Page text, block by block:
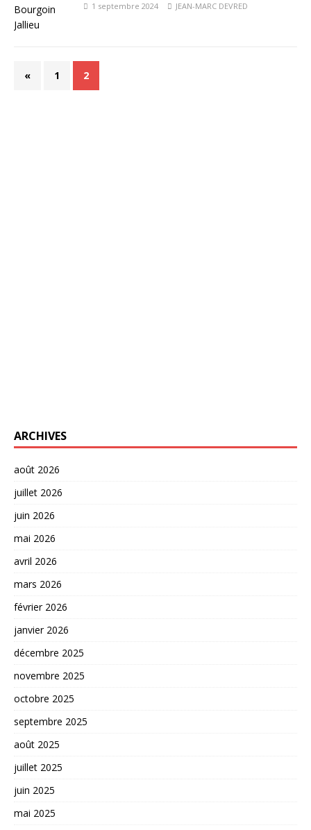
1 septembre 2024 JEAN-MARC DEVRED
« 1 2
ARCHIVES
août 2026
juillet 2026
juin 2026
mai 2026
avril 2026
mars 2026
février 2026
janvier 2026
décembre 2025
novembre 2025
octobre 2025
septembre 2025
août 2025
juillet 2025
juin 2025
mai 2025